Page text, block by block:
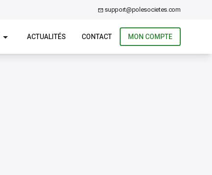
support@polesocietes.com
ACTUALITÉS CONTACT MON COMPTE